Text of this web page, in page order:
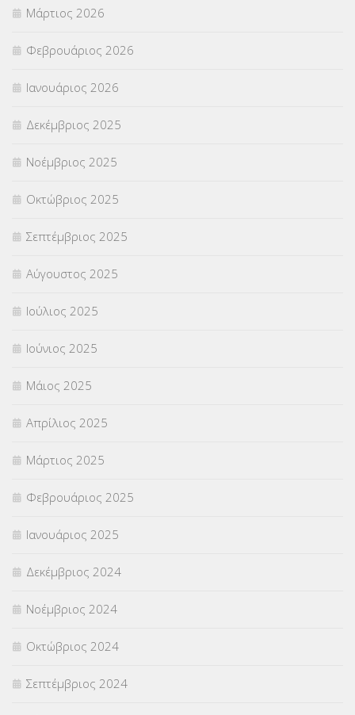
Μάρτιος 2026
Φεβρουάριος 2026
Ιανουάριος 2026
Δεκέμβριος 2025
Νοέμβριος 2025
Οκτώβριος 2025
Σεπτέμβριος 2025
Αύγουστος 2025
Ιούλιος 2025
Ιούνιος 2025
Μάιος 2025
Απρίλιος 2025
Μάρτιος 2025
Φεβρουάριος 2025
Ιανουάριος 2025
Δεκέμβριος 2024
Νοέμβριος 2024
Οκτώβριος 2024
Σεπτέμβριος 2024